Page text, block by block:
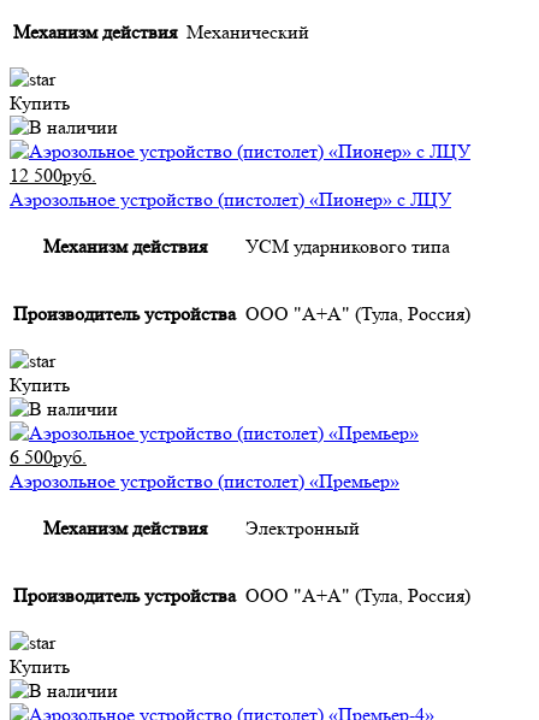
Механизм действия Механический
Купить
12 500руб.
Аэрозольное устройство (пистолет) «Пионер» с ЛЦУ
Механизм действия УСМ ударникового типа
Производитель устройства ООО "А+А" (Тула, Россия)
Купить
6 500руб.
Аэрозольное устройство (пистолет) «Премьер»
Механизм действия Электронный
Производитель устройства ООО "А+А" (Тула, Россия)
Купить